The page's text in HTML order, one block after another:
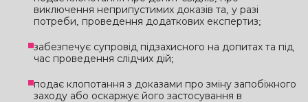
виключення неприпустимих доказів та, у разі
потреби, проведення додаткових експертиз;
забезпечує супровід підзахисного на допитах та під
час проведення слідчих дій;
подає клопотання з доказами про зміну запобіжного
заходу або оскаржує його застосування в